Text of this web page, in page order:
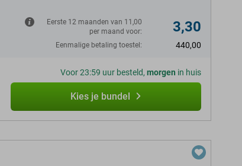
Eerste 12 maanden van 11,00
per maand voor:
3,30
Eenmalige betaling toestel: 440,00
Voor 23:59 uur besteld, morgen in huis
Kies je bundel